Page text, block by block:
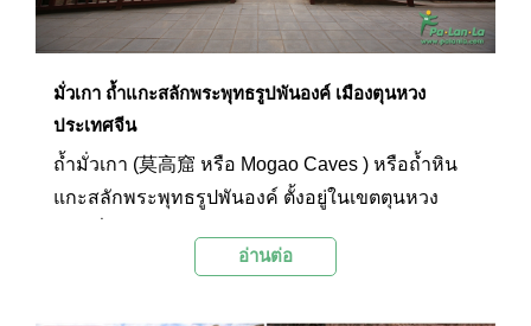
มั่วเกา ถ้ำแกะสลักพระพุทธรูปพันองค์ เมืองตุนหวง
ประเทศจีน
ถ้ำมั่วเกา (莫高窟 หรือ Mogao Caves ) หรือถ้ำหิน
แกะสลักพระพุทธรูปพันองค์ ตั้งอยู่ในเขตตุนหวง
อ่านต่อ